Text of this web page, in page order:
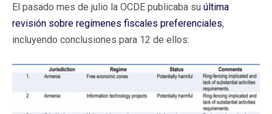
El pasado mes de julio la OCDE publicaba su última
revisión sobre regímenes fiscales preferenciales,
incluyendo conclusiones para 12 de ellos: